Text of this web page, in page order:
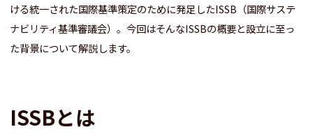
ける統一された国際基準策定のために発足したISSB（国際サステ
ナビリティ基準審議会）。今回はそんなISSBの概要と設立に至っ
た背景について解説します。
ISSBとは